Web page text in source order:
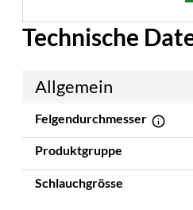
Technische
Allgemein
Felgendurchmesser
Produktgruppe
Schlauchgrösse